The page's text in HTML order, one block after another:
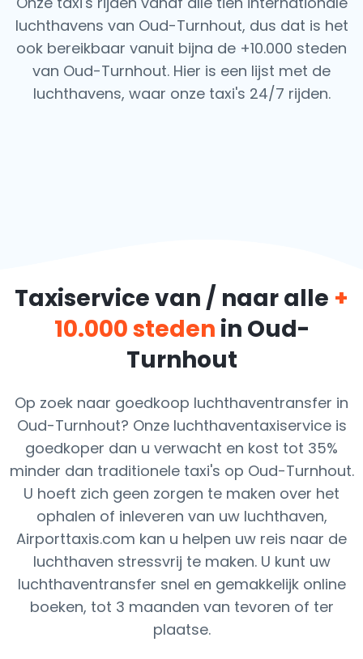
luchthavens van Oud-Turnhout, dus dat is het
ook bereikbaar vanuit bijna de +10.000 steden
van Oud-Turnhout. Hier is een lijst met de
luchthavens, waar onze taxi's 24/7 rijden.
Taxiservice van / naar alle +
10.000 steden in Oud-
Turnhout
Op zoek naar goedkoop luchthaventransfer in
Oud-Turnhout? Onze luchthaventaxiservice is
goedkoper dan u verwacht en kost tot 35%
minder dan traditionele taxi's op Oud-Turnhout.
U hoeft zich geen zorgen te maken over het
ophalen of inleveren van uw luchthaven,
Airporttaxis.com kan u helpen uw reis naar de
luchthaven stressvrij te maken. U kunt uw
luchthaventransfer snel en gemakkelijk online
boeken, tot 3 maanden van tevoren of ter
plaatse.